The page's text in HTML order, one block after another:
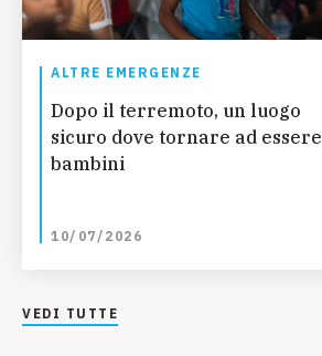
ALTRE EMERGENZE
Dopo il terremoto, un luogo
sicuro dove tornare ad essere
bambini
10/07/2026
VEDI TUTTE